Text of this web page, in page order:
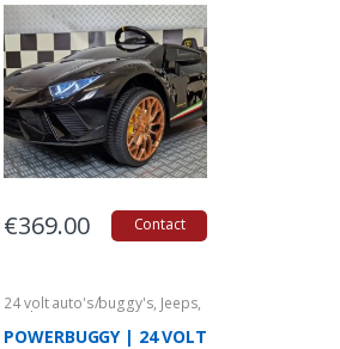
| 1,5 PERSOONS | 24
VOLT| ZWART
€369.00 Contact
24 volt auto's/buggy's, Jeeps,
Kinderauto's Quads
POWERBUGGY | 24 VOLT